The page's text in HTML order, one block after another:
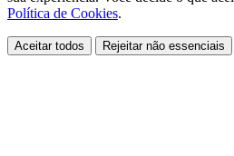
Política de Cookies.
Aceitar todos Rejeitar não essenciais